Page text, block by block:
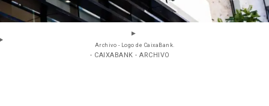
Archivo - Logo de CaixaBank.
- CAIXABANK - ARCHIVO